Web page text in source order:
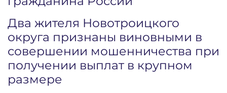
Два жителя Новотроицкого
округа признаны виновными в
совершении мошенничества при
получении выплат в крупном
размере